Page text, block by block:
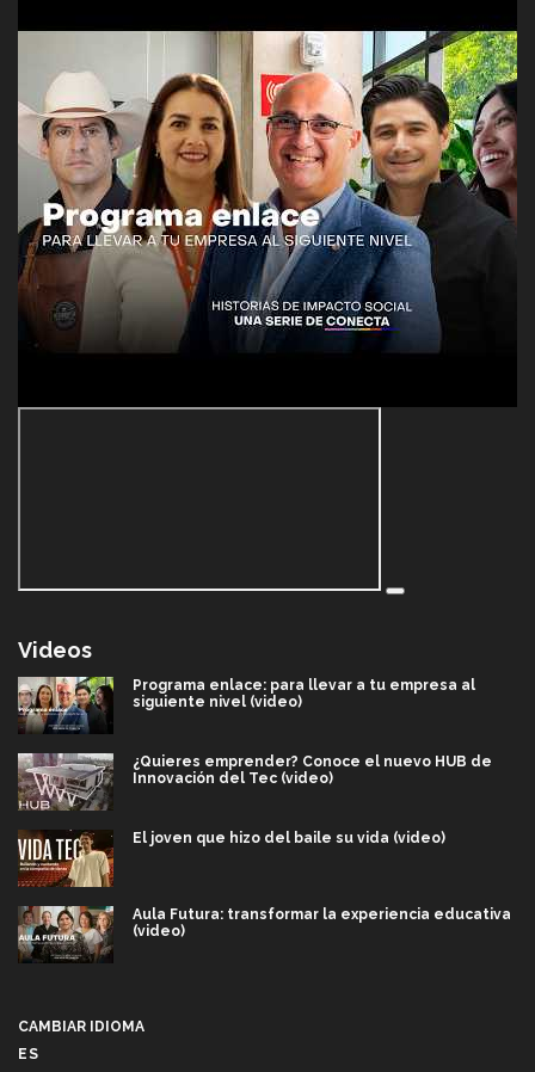
Videos
Programa enlace: para llevar a tu empresa al
siguiente nivel (video)
¿Quieres emprender? Conoce el nuevo HUB de
Innovación del Tec (video)
El joven que hizo del baile su vida (video)
Aula Futura: transformar la experiencia educativa
(video)
CAMBIAR IDIOMA
ES